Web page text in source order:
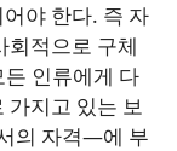
야 한다. 즉 자
회적으로 구체
인류에게 다
가지고 있는 보
의 자격―에 부